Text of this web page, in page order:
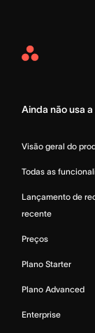
Asana
Ainda não usa a
Visão geral do
Todas as
Lançamento de
recente
Preços
Plano Starter
Plano Advanced
Enterprise